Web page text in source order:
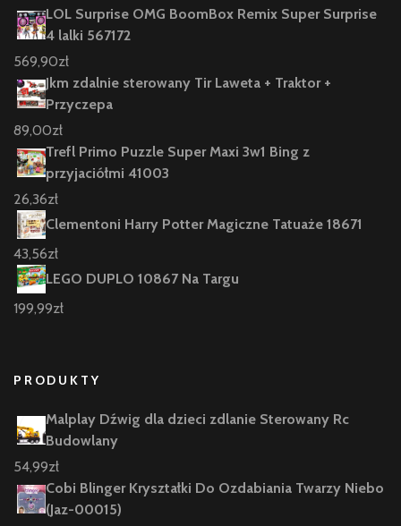
LOL Surprise OMG BoomBox Remix Super Surprise
4 lalki 567172
569,90zł
Jkm zdalnie sterowany Tir Laweta + Traktor +
Przyczepa
89,00zł
Trefl Primo Puzzle Super Maxi 3w1 Bing z
przyjaciółmi 41003
26,36zł
Clementoni Harry Potter Magiczne Tatuaże 18671
43,56zł
LEGO DUPLO 10867 Na Targu
199,99zł
PRODUKTY
Malplay Dźwig dla dzieci zdlanie Sterowany Rc
Budowlany
54,99zł
Cobi Blinger Kryształki Do Ozdabiania Twarzy Niebo
(Jaz-00015)